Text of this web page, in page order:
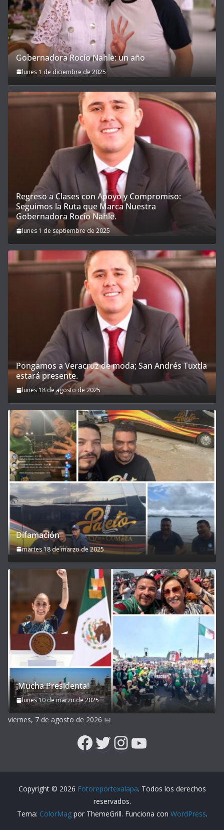
Gobernadora Rocío Nahle: un año
lunes 1 de diciembre de 2025
Regreso a Clases con Apoyo y Compromiso:
Seguimos la Ruta que Marca Nuestra
Gobernadora Rocío Nahle.
lunes 1 de septiembre de 2025
Pongamos a Veracruz de moda; San Andrés Tuxtla
estará presente.
lunes 18 de agosto de 2025
Difamación
martes 18 de marzo de 2025
¡Mucha Presidenta!
lunes 10 de marzo de 2025
viernes, 7 de agosto de 2026 📅
Facebook
Twitter
Instagram
YouTube
Copyright © 2026 Fotoreportexalapa. Todos los derechos
reservados.
Tema: ColorMagpor ThemeGrill. Funciona con WordPress.